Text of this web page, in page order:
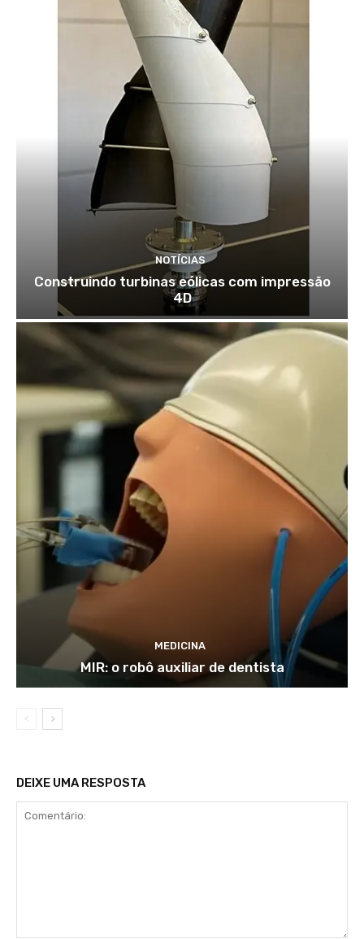
NOTÍCIAS
Construindo turbinas eólicas com impressão
4D
MEDICINA
MIR: o robô auxiliar de dentista
DEIXE UMA RESPOSTA